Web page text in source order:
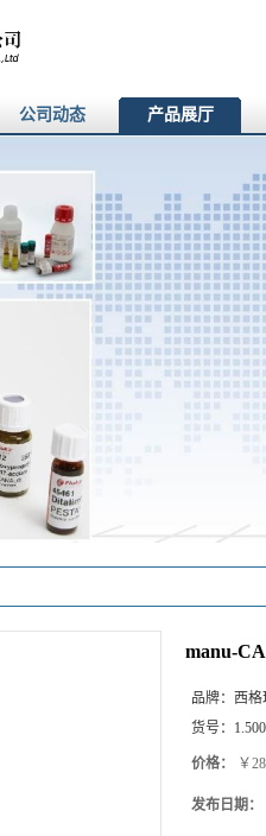
公司动态 产品展厅
manu-
品牌： 西格
货号：
价格： ￥
发布日期：